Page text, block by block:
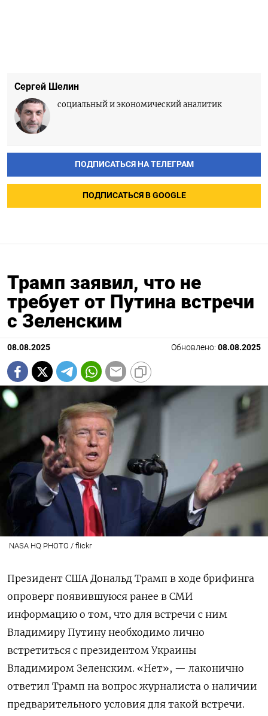
Сергей Шелин
социальный и экономический аналитик
ПОДПИСАТЬСЯ НА ТЕЛЕГРАМ
ПОДПИСАТЬСЯ В GOOGLE
Трамп заявил, что не
требует от Путина встречи
с Зеленским
08.08.2025 Обновлено: 08.08.2025
NASA HQ PHOTO / flickr
Президент США Дональд Трамп в ходе брифинга
опроверг появившуюся ранее в СМИ
информацию о том, что для встречи с ним
Владимиру Путину необходимо лично
встретиться с президентом Украины
Владимиром Зеленским. «Нет», — лаконично
ответил Трамп на вопрос журналиста о наличии
предварительного условия для такой встречи.